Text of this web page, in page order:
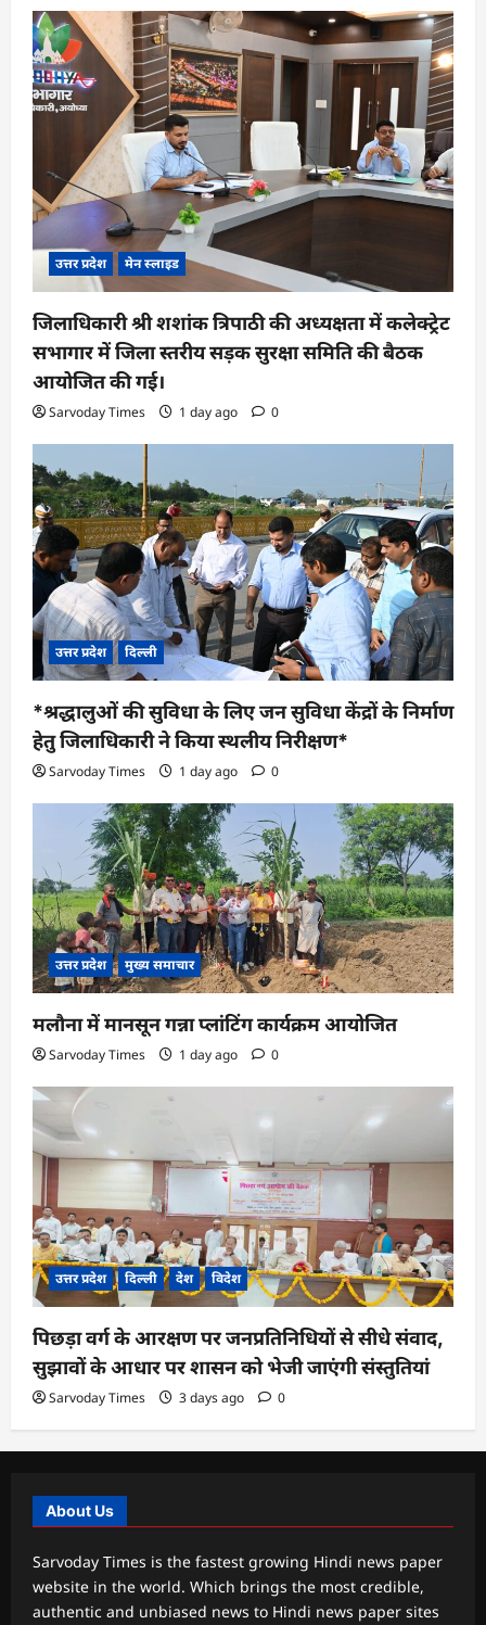
उत्तर प्रदेश मेन स्लाइड
जिलाधिकारी श्री शशांक त्रिपाठी की अध्यक्षता में कलेक्ट्रेट
सभागार में जिला स्तरीय सड़क सुरक्षा समिति की बैठक
आयोजित की गई।
Sarvoday Times 1 day ago 0
उत्तर प्रदेश दिल्ली
*श्रद्धालुओं की सुविधा के लिए जन सुविधा केंद्रों के निर्माण
हेतु जिलाधिकारी ने किया स्थलीय निरीक्षण*
Sarvoday Times 1 day ago 0
उत्तर प्रदेश मुख्य समाचार
मलौना में मानसून गन्ना प्लांटिंग कार्यक्रम आयोजित
Sarvoday Times 1 day ago 0
उत्तर प्रदेश दिल्ली देश विदेश
पिछड़ा वर्ग के आरक्षण पर जनप्रतिनिधियों से सीधे संवाद,
सुझावों के आधार पर शासन को भेजी जाएंगी संस्तुतियां
Sarvoday Times 3 days ago 0
About Us
Sarvoday Times is the fastest growing Hindi news paper
website in the world. Which brings the most credible,
authentic and unbiased news to Hindi news paper sites